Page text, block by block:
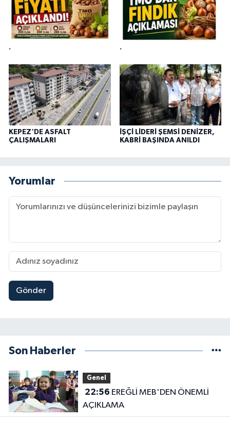
. .
KEPEZ'DE ASFALT
ÇALIŞMALARI
İŞÇİ LİDERİ ŞEMSİ DENİZER,
KABRİ BAŞINDA ANILDI
Yorumlar
Gönder
Son Haberler
Genel
22:56
AÇIKLAMA